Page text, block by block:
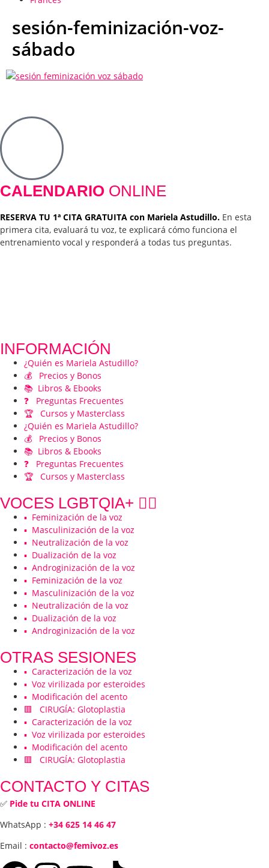
sesión-feminización-voz-
sábado
CALENDARIO ONLINE
RESERVA TU 1ª CITA GRATUITA con Mariela Astudillo. En esta
primera cita, evaluará tu voz, te explicará cómo funciona el
entrenamiento vocal y responderá a todas tus preguntas.
INFORMACIÓN
¿Quién es Mariela Astudillo?
💰 Precios y Bonos
📚 Libros & Ebooks
❓ Preguntas Frecuentes
🏆 Cursos y Masterclass
¿Quién es Mariela Astudillo?
💰 Precios y Bonos
📚 Libros & Ebooks
❓ Preguntas Frecuentes
🏆 Cursos y Masterclass
VOCES LGBTQIA+ 🏳️‍🌈
▪️ Feminización de la voz
▪️ Masculinización de la voz
▪️ Neutralización de la voz
▪️ Dualización de la voz
▪️ Androginización de la voz
▪️ Feminización de la voz
▪️ Masculinización de la voz
▪️ Neutralización de la voz
▪️ Dualización de la voz
▪️ Androginización de la voz
OTRAS SESIONES
▪️ Caracterización de la voz
▪️ Voz virilizada por esteroides
▪️ Modificación del acento
🟥 CIRUGÍA: Glotoplastia
▪️ Caracterización de la voz
▪️ Voz virilizada por esteroides
▪️ Modificación del acento
🟥 CIRUGÍA: Glotoplastia
CONTACTO Y CITAS
✅ Pide tu CITA ONLINE
WhatsApp : +34 625 14 46 47
Email : contacto@femivoz.es